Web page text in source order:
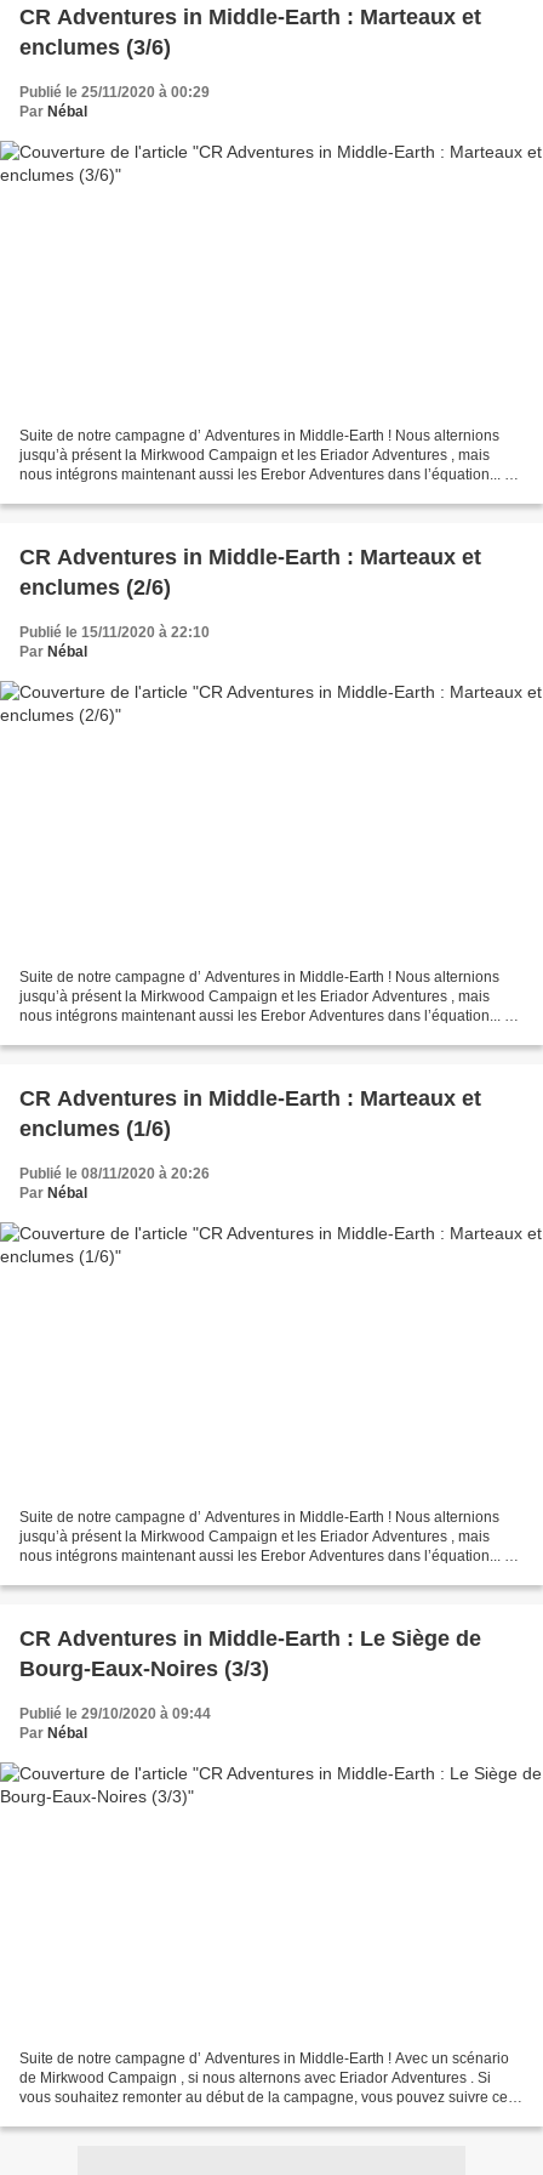
CR Adventures in Middle-Earth : Marteaux et
enclumes (3/6)
Publié le 25/11/2020 à 00:29
Par Nébal
Suite de notre campagne d’ Adventures in Middle-Earth ! Nous alternions
jusqu’à présent la Mirkwood Campaign et les Eriador Adventures , mais
nous intégrons maintenant aussi les Erebor Adventures dans l’équation... Si
CR Adventures in Middle-Earth : Marteaux et
enclumes (2/6)
Publié le 15/11/2020 à 22:10
Par Nébal
Suite de notre campagne d’ Adventures in Middle-Earth ! Nous alternions
jusqu’à présent la Mirkwood Campaign et les Eriador Adventures , mais
nous intégrons maintenant aussi les Erebor Adventures dans l’équation... Si
CR Adventures in Middle-Earth : Marteaux et
enclumes (1/6)
Publié le 08/11/2020 à 20:26
Par Nébal
Suite de notre campagne d’ Adventures in Middle-Earth ! Nous alternions
jusqu’à présent la Mirkwood Campaign et les Eriador Adventures , mais
nous intégrons maintenant aussi les Erebor Adventures dans l’équation... Si
CR Adventures in Middle-Earth : Le Siège de
Bourg-Eaux-Noires (3/3)
Publié le 29/10/2020 à 09:44
Par Nébal
Suite de notre campagne d’ Adventures in Middle-Earth ! Avec un scénario
de Mirkwood Campaign , si nous alternons avec Eriador Adventures . Si
vous souhaitez remonter au début de la campagne, vous pouvez suivre ce